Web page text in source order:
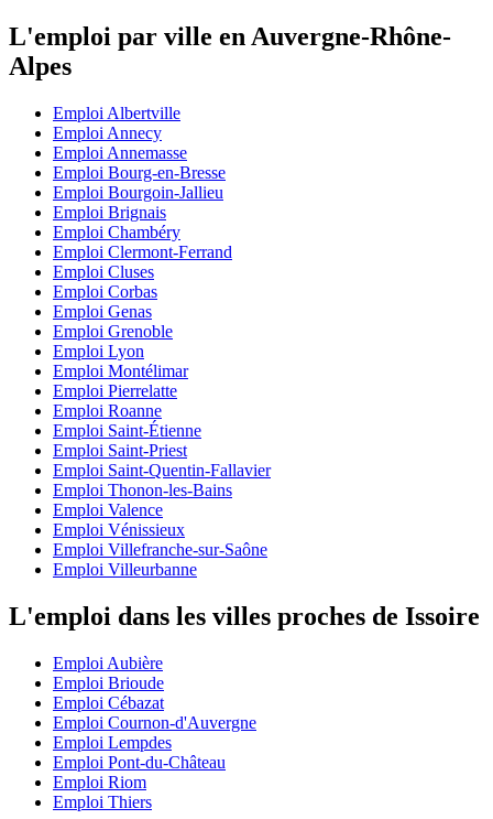
L'emploi par ville en Auvergne-Rhône-
Alpes
Emploi Albertville
Emploi Annecy
Emploi Annemasse
Emploi Bourg-en-Bresse
Emploi Bourgoin-Jallieu
Emploi Brignais
Emploi Chambéry
Emploi Clermont-Ferrand
Emploi Cluses
Emploi Corbas
Emploi Genas
Emploi Grenoble
Emploi Lyon
Emploi Montélimar
Emploi Pierrelatte
Emploi Roanne
Emploi Saint-Étienne
Emploi Saint-Priest
Emploi Saint-Quentin-Fallavier
Emploi Thonon-les-Bains
Emploi Valence
Emploi Vénissieux
Emploi Villefranche-sur-Saône
Emploi Villeurbanne
L'emploi dans les villes proches de Issoire
Emploi Aubière
Emploi Brioude
Emploi Cébazat
Emploi Cournon-d'Auvergne
Emploi Lempdes
Emploi Pont-du-Château
Emploi Riom
Emploi Thiers